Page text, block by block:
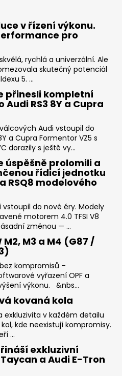
v řízení výkonu.
pro
rychlá a univerzální. Ale
skutečný potenciál
5. ...
přinesli kompletní
RS3 8Y a Cupra
Audi vstoupil do
a Cupra Formentor VZ5 s
dorazily s ještě vy...
úspěšně prolomili a
řídicí jednotku
RSQ8 modelového
do nové éry. Modely
motorem 4.0 TFSI V8
změnou — ...
M2, M3 a M4 (G87 /
kompromisů –
vyřazení OPF a
výkonu. &nbs...
kovaná kola
exkluzivita v každém detailu
kde neexistují kompromisy.
...
exkluzivní
a Audi E-Tron